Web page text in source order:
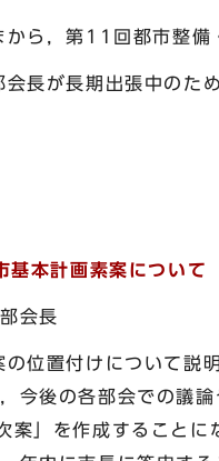
ら，第11回都市整備
長が長期出張中のため
本計画素案について
会長
位置付けについて説
今後の各部会での議
案」を作成すること